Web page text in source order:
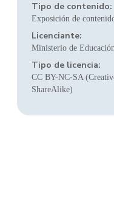
Tipo de contenido:
Exposición de
Licenciante:
Ministerio de
Tipo de licencia:
CC BY-NC-SA
ShareAlike)